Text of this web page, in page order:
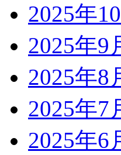
2025年
2025年9
2025年8
2025年7
2025年6